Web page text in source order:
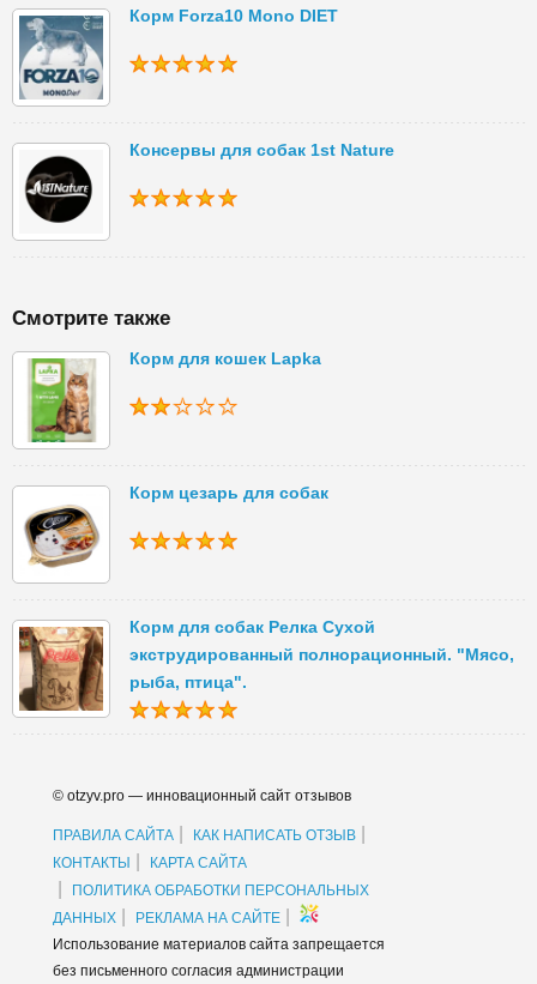
Корм Forza10 Mono DIET
Консервы для собак 1st Nature
Смотрите также
Корм для кошек Lapka
Корм цезарь для собак
Корм для собак Релка Сухой
экструдированный полнорационный. "Мясо,
рыба, птица".
© otzyv.pro — инновационный сайт отзывов
ПРАВИЛА САЙТА КАК НАПИСАТЬ ОТЗЫВ
КОНТАКТЫ КАРТА САЙТА
ПОЛИТИКА ОБРАБОТКИ ПЕРСОНАЛЬНЫХ
ДАННЫХ
РЕКЛАМА НА САЙТЕ
Использование материалов сайта запрещается
без письменного согласия администрации